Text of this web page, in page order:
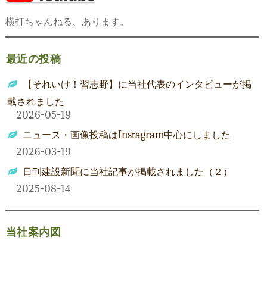
ー
シ
ョ
ン
横打ちゃんねる、あります。
最近の投稿
【それいけ！習志野】に当社代表のインタビューが掲
載されました
2026-05-19
ニュース・画像投稿はInstagram中心にしました
2026-03-19
日刊建設新聞に当社記事が掲載されました（２）
2025-08-14
当社案内図